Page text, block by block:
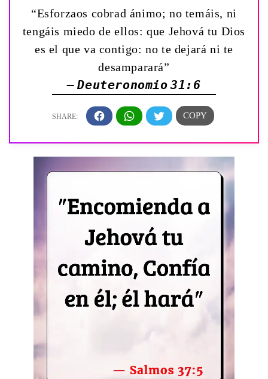
“Esforzaos cobrad ánimo; no temáis, ni
tengáis miedo de ellos: que Jehová tu Dios
es el que va contigo: no te dejará ni te
desamparará”
— Deuteronomio 31:6